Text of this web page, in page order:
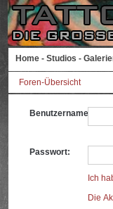
Home - Studios -
Foren-Übersicht
Benutzername:
Passwort:
Ich
Die